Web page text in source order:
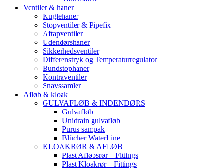
Ventiler & haner
Kuglehaner
Stopventiler & Pipefix
Aftapventiler
Udendørshaner
Sikkerhedsventiler
Differenstryk og Temperaturregulator
Bundstophaner
Kontraventiler
Snavssamler
Afløb & kloak
GULVAFLØB & INDENDØRS
Gulvafløb
Unidrain gulvafløb
Purus sampak
Blücher WaterLine
KLOAKRØR & AFLØB
Plast Afløbsrør – Fittings
Plast Kloakrør – Fittings